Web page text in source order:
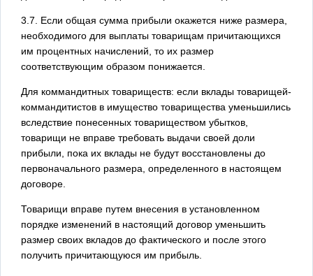
3.7. Если общая сумма прибыли окажется ниже размера,
необходимого для выплаты товарищам причитающихся
им процентных начислений, то их размер
соответствующим образом понижается.
Для коммандитных товариществ: если вклады товарищей-
коммандитистов в имущество товарищества уменьшились
вследствие понесенных товариществом убытков,
товарищи не вправе требовать выдачи своей доли
прибыли, пока их вклады не будут восстановлены до
первоначального размера, определенного в настоящем
договоре.
Товарищи вправе путем внесения в установленном
порядке изменений в настоящий договор уменьшить
размер своих вкладов до фактического и после этого
получить причитающуюся им прибыль.